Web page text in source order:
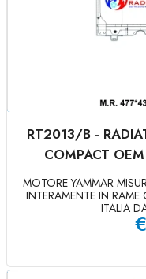
RT2013/B -
COMPACT
MOTORE YAMMAR
INTERAMENTE IN
ITALIA
€